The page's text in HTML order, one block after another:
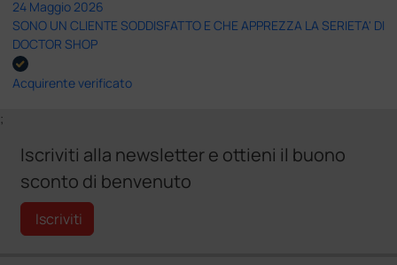
24 Maggio 2026
SONO UN CLIENTE SODDISFATTO E CHE APPREZZA LA SERIETA' DI
DOCTOR SHOP
Acquirente verificato
;
Iscriviti alla newsletter e ottieni il buono
sconto di benvenuto
Iscriviti